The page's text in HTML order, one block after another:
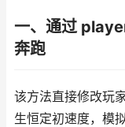
一、通过
奔跑
该方法直接修改玩
生恒定初速度，模